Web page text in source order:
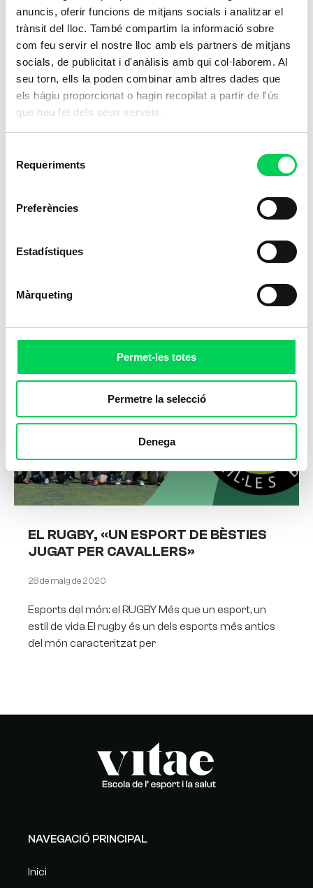
anuncis, oferir funcions de mitjans socials i analitzar el
trànsit del lloc. També compartim la informació sobre
com feu servir el nostre lloc amb els partners de mitjans
socials, de publicitat i d'anàlisis amb qui col·laborem. Al
seu torn, ells la poden combinar amb altres dades que
els hàgiu proporcionat o hagin recopilat a partir de l'ús
que heu fet dels seus serveis.
Requeriments
Preferències
Estadístiques
Màrqueting
Permet-les totes
Permetre la selecció
Denega
“Ser professor a Vitae és un somni
24 de novembre de 2021
Parlem amb Marc Torralba, exalumne de Vitae i
actual professor als graus superiors de
Socioesportiva. Volem conèixer la seva
EL RUGBY, «UN ESPORT DE BÈSTIES
JUGAT PER CAVALLERS»
28 de maig de 2020
Esports del món: el RUGBY Més que un esport, un
estil de vida El rugby és un dels esports més antics
del món caracteritzat per
NAVEGACIÓ PRINCIPAL
Inici